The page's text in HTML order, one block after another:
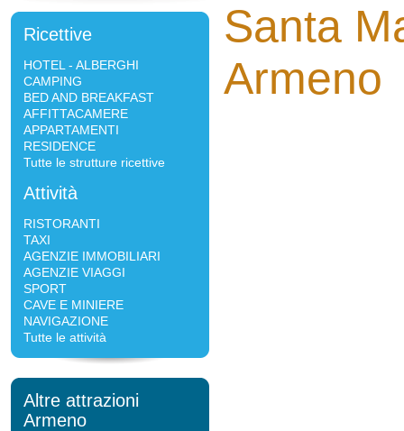
Ricettive
HOTEL - ALBERGHI
CAMPING
BED AND BREAKFAST
AFFITTACAMERE
APPARTAMENTI
RESIDENCE
Tutte le strutture ricettive
Attività
RISTORANTI
TAXI
AGENZIE IMMOBILIARI
AGENZIE VIAGGI
SPORT
CAVE E MINIERE
NAVIGAZIONE
Tutte le attività
Altre attrazioni
Armeno
Santa
Armeno